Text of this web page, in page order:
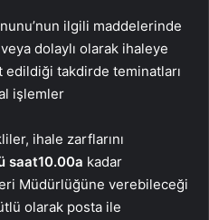
ilgili maddelerinde
dolaylı olarak ihaleye
edildiği takdirde teminatları
işlemler
ihale zarflarını
saat10.00a kadar
Müdürlüğüne verebileceği
olarak posta ile